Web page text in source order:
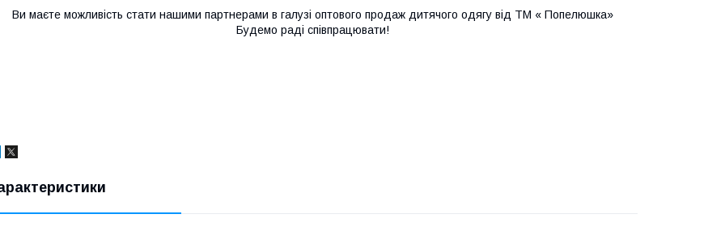
Ви маєте можливість стати нашими партнерами в галузі оптового продаж дитячого одягу від ТМ « Попелюшка»
Будемо раді співпрацювати!